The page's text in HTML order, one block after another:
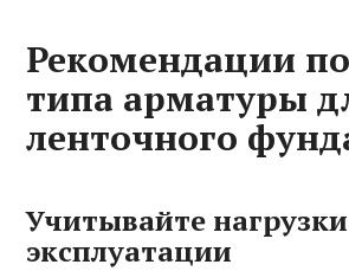
Рекомендации
типа арматуры
ленточного
Учитывайте
эксплуатации